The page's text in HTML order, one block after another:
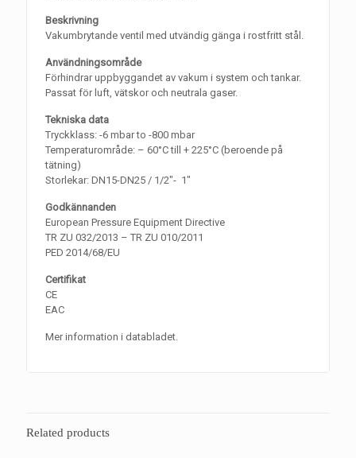
Beskrivning
Vakumbrytande ventil med utvändig gänga i rostfritt stål.
Användningsområde
Förhindrar uppbyggandet av vakum i system och tankar.
Passat för luft, vätskor och neutrala gaser.
Tekniska data
Tryckklass: -6 mbar to -800 mbar
Temperaturområde: – 60°C till + 225°C (beroende på
tätning)
Storlekar: DN15-DN25 / 1/2″- 1″
Godkännanden
European Pressure Equipment Directive
TR ZU 032/2013 – TR ZU 010/2011
PED 2014/68/EU
Certifikat
CE
EAC
Mer information i databladet.
Related products